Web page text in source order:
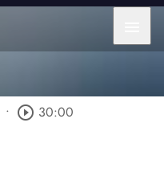
• play_circle_outline 30:00